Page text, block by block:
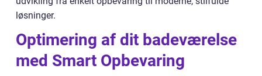
løsninger.
Optimering af dit badeværelse
med Smart Opbevaring